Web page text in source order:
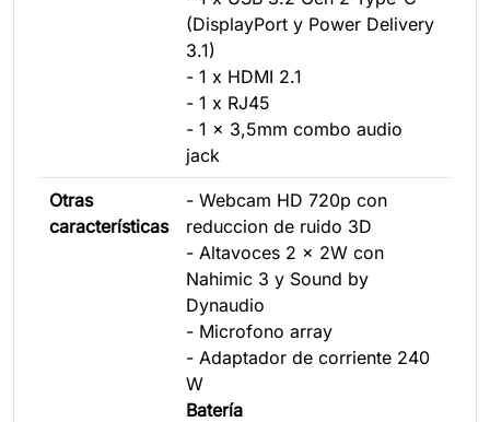
(DisplayPort y Power Delivery
3.1)
- 1 x HDMI 2.1
- 1 x RJ45
- 1 x 3,5mm combo audio
jack
Otras
características
- Webcam HD 720p con
reduccion de ruido 3D
- Altavoces 2 x 2W con
Nahimic 3 y Sound by
Dynaudio
- Microfono array
- Adaptador de corriente 240
W
Batería